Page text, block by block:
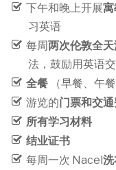
下午和晚上开展
习英语
每周两次伦敦全
法，鼓励用英语交
全餐
（早餐、午
游览的门票和交
所有学习材料
结业证书
每周一次 Nacel